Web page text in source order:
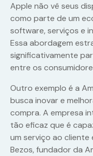
Apple não vê seus
como parte de um
software, serviços e
Essa abordagem
significativamente
entre os
Outro exemplo é a
busca inovar e
compra. A empresa
tão eficaz que é
um serviço ao cliente
Bezos, fundador da